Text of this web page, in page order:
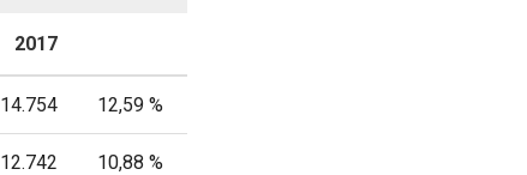
2017
14.754 12,59 %
12.742 10,88 %